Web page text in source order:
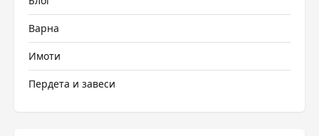
Варна
Имоти
Пердета и завеси